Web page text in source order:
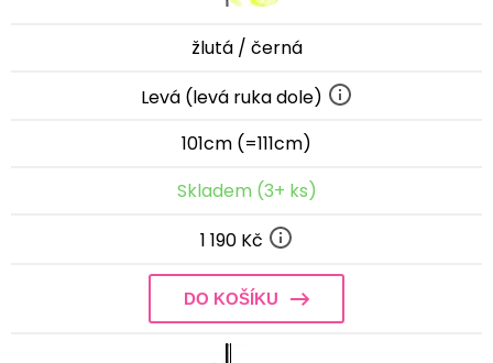
žlutá / černá
Levá (levá ruka dole)
101cm (=111cm)
Skladem (3+ ks)
1 190 Kč
DO KOŠÍKU